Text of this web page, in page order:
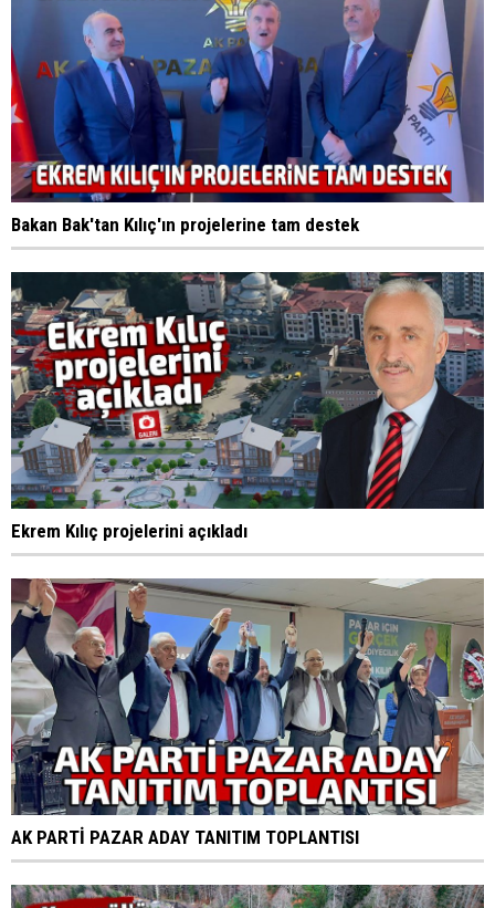
Bakan Bak'tan Kılıç'ın projelerine tam destek
Ekrem Kılıç projelerini açıkladı
AK PARTİ PAZAR ADAY TANITIM TOPLANTISI